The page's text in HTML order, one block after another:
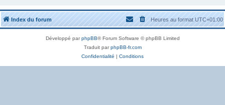
Index du forum Heures au formatUTC+01:00
Développé parphpBB® Forum Software © phpBB Limited
Traduit parphpBB-fr.com
Confidentialité | Conditions